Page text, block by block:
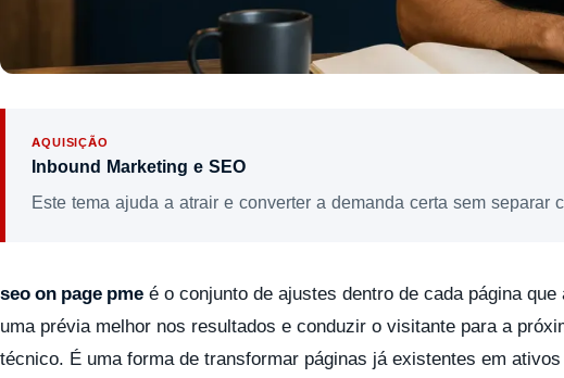
AQUISIÇÃO
Inbound Marketing e SEO
Este tema ajuda a atrair e converter a demanda certa sem separar
seo on page pme é o conjunto de ajustes dentro de cada página
uma prévia melhor nos resultados e conduzir o visitante para a
técnico. É uma forma de transformar páginas já existentes em